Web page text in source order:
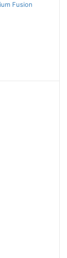
Fusion